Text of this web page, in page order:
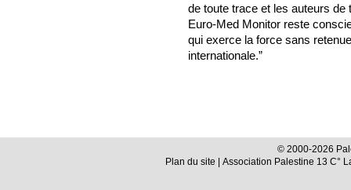
de toute trace et les auteurs
Euro-Med Monitor reste
qui exerce la force sans
internationale.”
© 2000-2026
Plan du site | Association Palestine 13 C°